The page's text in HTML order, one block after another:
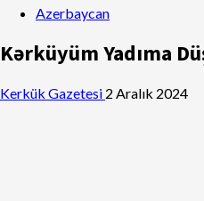
Azerbaycan
Kərküyüm Yadıma
Kerkük Gazetesi 2 Aralık 2024